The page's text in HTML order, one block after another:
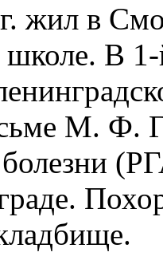
жил в
В
М. Ф.
болезни